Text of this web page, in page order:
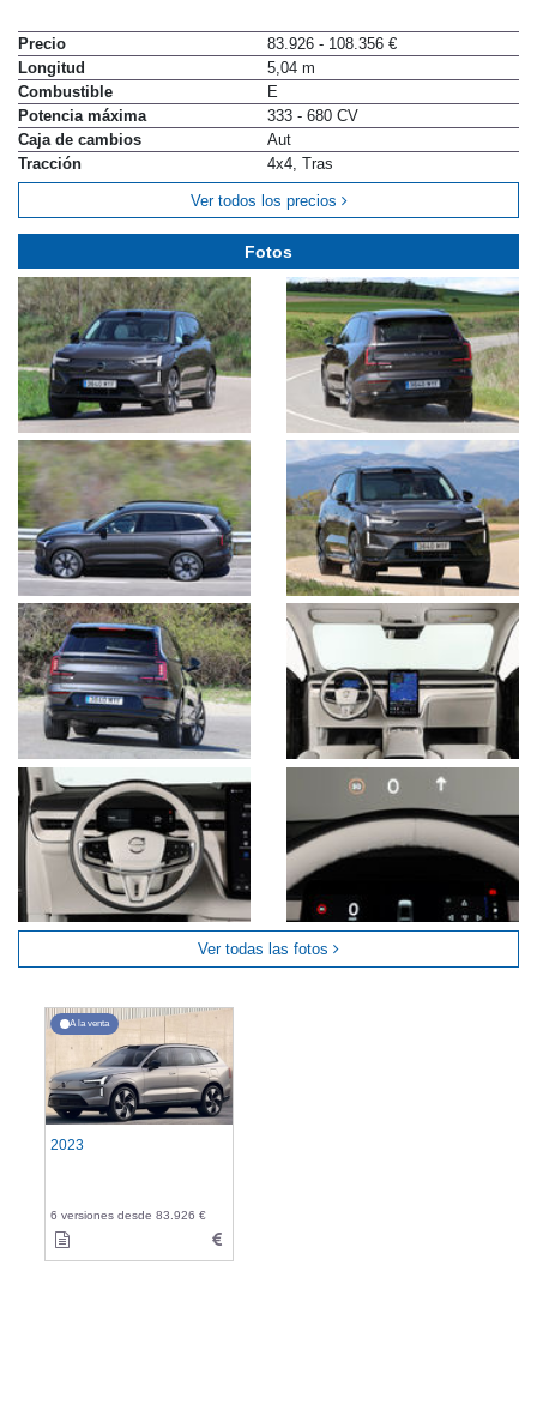
Precio
83.926 - 108.356 €
Longitud
5,04 m
Combustible
E
Potencia máxima
333 - 680 CV
Caja de cambios
Aut
Tracción
4x4, Tras
Ver todos los precios
Fotos
Ver todas las fotos
A la venta
2023
6 versiones desde 83.926 €